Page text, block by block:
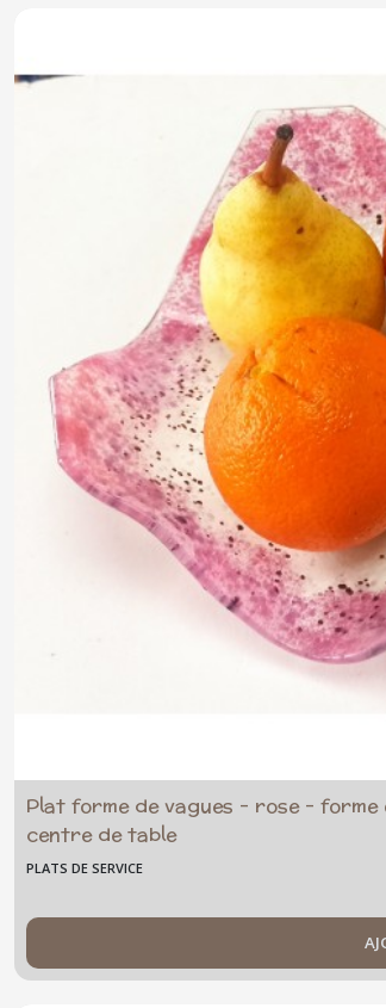
Plat forme de vagues - rose -
centre de table
PLATS DE SERVICE